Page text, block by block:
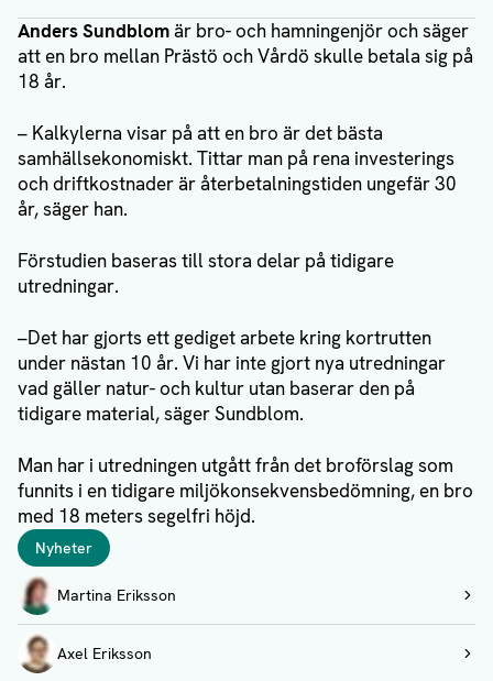
Anders Sundblomär bro- och hamningenjör och säger
att en bro mellan Prästö och Vårdö skulle betala sig på
18 år.
– Kalkylerna visar på att en bro är det bästa
samhällsekonomiskt. Tittar man på rena investerings
och driftkostnader är återbetalningstiden ungefär 30
år, säger han.
Förstudien baseras till stora delar på tidigare
utredningar.
–Det har gjorts ett gediget arbete kring kortrutten
under nästan 10 år. Vi har inte gjort nya utredningar
vad gäller natur- och kultur utan baserar den på
tidigare material, säger Sundblom.
Man har i utredningen utgått från det broförslag som
funnits i en tidigare miljökonsekvensbedömning, en bro
med 18 meters segelfri höjd.
Taggar
Nyheter
Författare
Martina Eriksson
Visa profil
Axel Eriksson
Visa profil